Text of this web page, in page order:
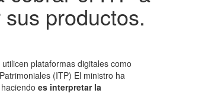
productos.
plataformas digitales como
(ITP) El ministro ha
es interpretar la